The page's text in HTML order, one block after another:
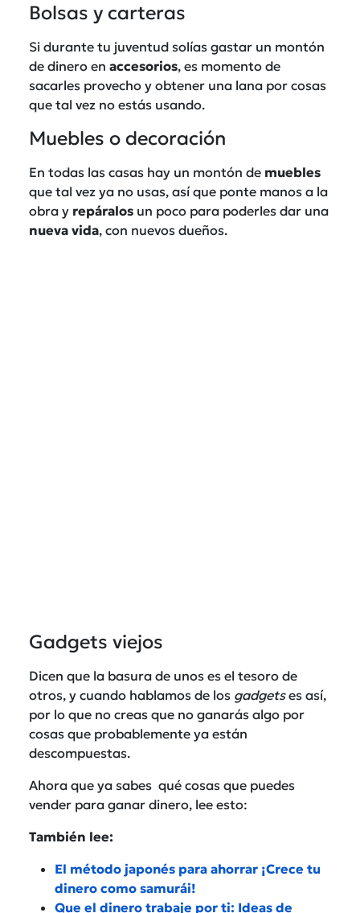
Bolsas y carteras
Si durante tu juventud solías gastar un montón
de dinero en accesorios, es momento de
sacarles provecho y obtener una lana por cosas
que tal vez no estás usando.
Muebles o decoración
En todas las casas hay un montón de muebles
que tal vez ya no usas, así que ponte manos a la
obra y repáralos un poco para poderles dar una
nueva vida, con nuevos dueños.
Gadgets viejos
Dicen que la basura de unos es el tesoro de
otros, y cuando hablamos de los gadgetses así,
por lo que no creas que no ganarás algo por
cosas que probablemente ya están
descompuestas.
Ahora que ya sabes qué cosas que puedes
vender para ganar dinero, lee esto:
También lee:
El método japonés para ahorrar ¡Crece tu
dinero como samurái!
Que el dinero trabaje por ti: Ideas de